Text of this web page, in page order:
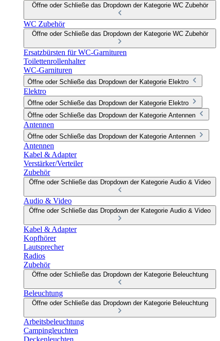
Öffne oder Schließe das Dropdown der Kategorie WC Zubehör
WC Zubehör
Öffne oder Schließe das Dropdown der Kategorie WC Zubehör
Ersatzbürsten für WC-Garnituren
Toilettenrollenhalter
WC-Garnituren
Öffne oder Schließe das Dropdown der Kategorie Elektro
Elektro
Öffne oder Schließe das Dropdown der Kategorie Elektro
Öffne oder Schließe das Dropdown der Kategorie Antennen
Antennen
Öffne oder Schließe das Dropdown der Kategorie Antennen
Antennen
Kabel & Adapter
Verstärker/Verteiler
Zubehör
Öffne oder Schließe das Dropdown der Kategorie Audio & Video
Audio & Video
Öffne oder Schließe das Dropdown der Kategorie Audio & Video
Kabel & Adapter
Kopfhörer
Lautsprecher
Radios
Zubehör
Öffne oder Schließe das Dropdown der Kategorie Beleuchtung
Beleuchtung
Öffne oder Schließe das Dropdown der Kategorie Beleuchtung
Arbeitsbeleuchtung
Campingleuchten
Deckenleuchten